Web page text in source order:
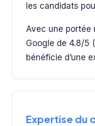
les candidats
Avec une portée
Google de 4.8/5
bénéficie d’une
Expertise du